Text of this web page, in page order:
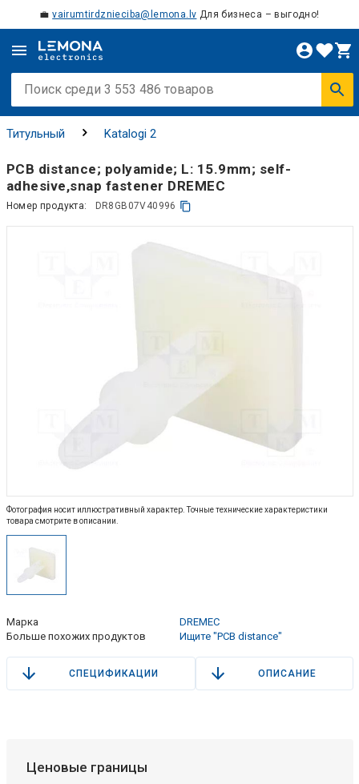
💼vairumtirdznieciba@lemona.lv Для бизнеса – выгодно!
Титульный Katalogi 2
PCB distance; polyamide; L: 15.9mm; self-
adhesive,snap fastener DREMEC
Номер продукта: DR8GB07V40996
Фотография носит иллюстративный характер. Точные технические характеристики
товара смотрите в описании.
Марка
DREMEC
Больше похожих продуктов
Ищите "PCB distance"
СПЕЦИФИКАЦИИ ОПИСАНИЕ
Ценовые границы